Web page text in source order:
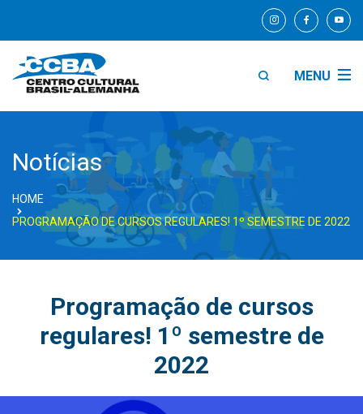
MENU
Notícias
HOME
PROGRAMAÇÃO DE CURSOS REGULARES! 1º SEMESTRE DE 2022
Programação de cursos
regulares! 1º semestre de
2022